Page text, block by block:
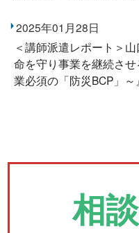
2025年01月28日
＜講師派遣レポート＞
命を守り事業を継続さ
業必須の「防災BCP」～
相